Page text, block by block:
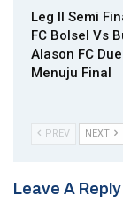
Leg II Semi
FC Bolsel Vs
Alason FC
Menuju Final
PREV NEXT
Leave A Reply